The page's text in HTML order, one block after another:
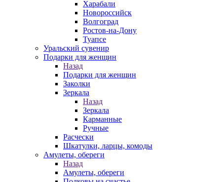
Харабали
Новороссийск
Волгоград
Ростов-на-Дону
Туапсе
Уральский сувенир
Подарки для женщин
Назад
Подарки для женщин
Заколки
Зеркала
Назад
Зеркала
Карманные
Ручные
Расчески
Шкатулки, ларцы, комоды
Амулеты, обереги
Назад
Амулеты, обереги